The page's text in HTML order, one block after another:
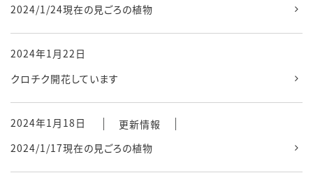
2024/1/24現在の見ごろの植物
2024年1月22日
クロチク開花しています
2024年1月18日
更新情報
2024/1/17現在の見ごろの植物